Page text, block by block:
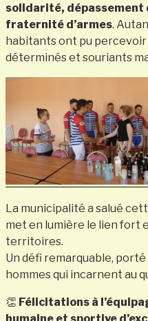
solidarité, dépassement
fraternité d’armes.
habitants ont pu
déterminés et souriants
La municipalité a salué
met en lumière le lien fort
territoires.
Un défi remarquable,
hommes qui incarnent au
👏 Félicitations à